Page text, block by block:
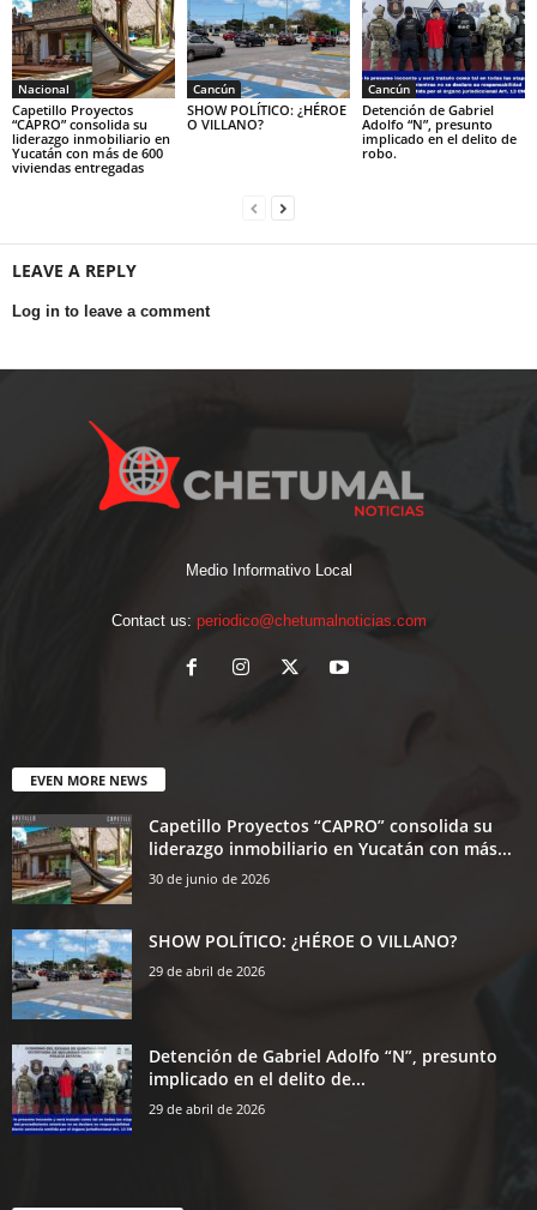
Nacional
Capetillo Proyectos
“CAPRO” consolida su
liderazgo inmobiliario en
Yucatán con más de 600
viviendas entregadas
Cancún
SHOW POLÍTICO: ¿HÉROE
O VILLANO?
Cancún
Detención de Gabriel
Adolfo “N”, presunto
implicado en el delito de
robo.
LEAVE A REPLY
Log in to leave a comment
Medio Informativo Local
Contact us: periodico@chetumalnoticias.com
EVEN MORE NEWS
Capetillo Proyectos “CAPRO” consolida su
liderazgo inmobiliario en Yucatán con más...
30 de junio de 2026
SHOW POLÍTICO: ¿HÉROE O VILLANO?
29 de abril de 2026
Detención de Gabriel Adolfo “N”, presunto
implicado en el delito de...
29 de abril de 2026